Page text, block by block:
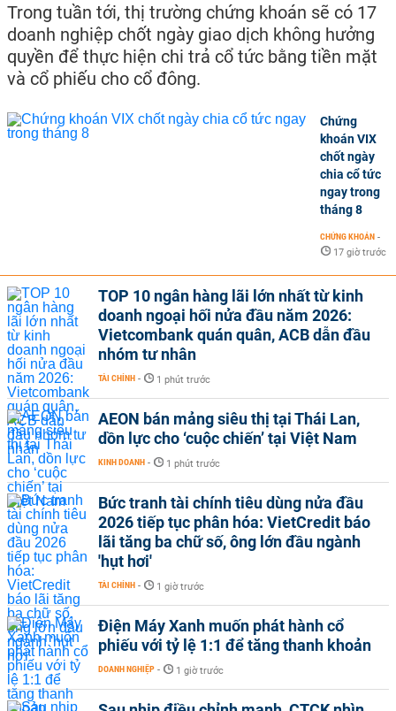
Trong tuần tới, thị trường chứng khoán sẽ có 17
doanh nghiệp chốt ngày giao dịch không hưởng
quyền để thực hiện chi trả cổ tức bằng tiền mặt
và cổ phiếu cho cổ đông.
Chứng
khoán VIX
chốt ngày
chia cổ tức
ngay trong
tháng 8
CHỨNG KHOÁN -
17 giờ trước
TOP 10 ngân hàng lãi lớn nhất từ kinh
doanh ngoại hối nửa đầu năm 2026:
Vietcombank quán quân, ACB dẫn đầu
nhóm tư nhân
TÀI CHÍNH - 1 phút trước
AEON bán mảng siêu thị tại Thái Lan,
dồn lực cho ‘cuộc chiến’ tại Việt Nam
KINH DOANH - 1 phút trước
Bức tranh tài chính tiêu dùng nửa đầu
2026 tiếp tục phân hóa: VietCredit báo
lãi tăng ba chữ số, ông lớn đầu ngành
'hụt hơi'
TÀI CHÍNH - 1 giờ trước
Điện Máy Xanh muốn phát hành cổ
phiếu với tỷ lệ 1:1 để tăng thanh khoản
DOANH NGHIỆP - 1 giờ trước